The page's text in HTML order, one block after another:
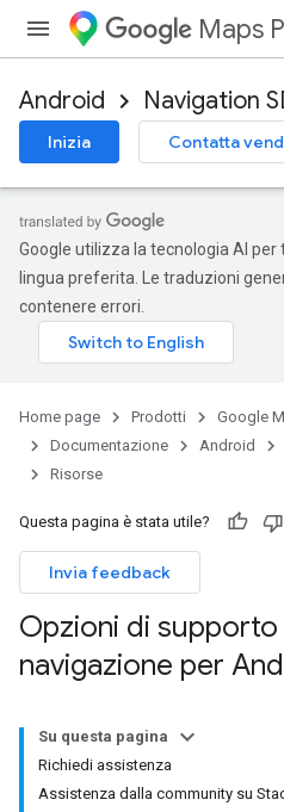
Maps
Android Navigation
Inizia Contatta
Google utilizza la tecnologia AI
lingua preferita. Le traduzioni
contenere errori.
Home page Prodotti
Google
Documentazione
Android
Risorse
Questa pagina è stata utile?
Invia feedback
Opzioni di supporto
navigazione per
Su questa pagina
Richiedi assistenza
Assistenza dalla community su